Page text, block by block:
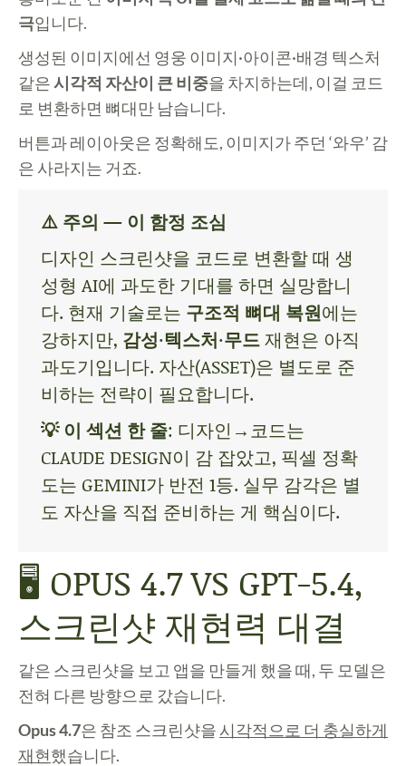
극입니다.
생성된 이미지에선 영웅 이미지·아이콘·배경 텍스처
같은시각적 자산이 큰 비중을 차지하는데, 이걸 코드
로 변환하면 뼈대만 남습니다.
버튼과 레이아웃은 정확해도, 이미지가 주던 ‘와우’ 감
은 사라지는 거죠.
⚠️ 주의 — 이 함정 조심
디자인 스크린샷을 코드로 변환할 때 생
성형 AI에 과도한 기대를 하면 실망합니
다. 현재 기술로는 구조적 뼈대 복원에는
강하지만, 감성·텍스처·무드재현은 아직
과도기입니다. 자산(ASSET)은 별도로 준
비하는 전략이 필요합니다.
💡 이 섹션 한 줄: 디자인→코드는
CLAUDE DESIGN이 감 잡았고, 픽셀 정확
도는 GEMINI가 반전 1등. 실무 감각은 별
도 자산을 직접 준비하는 게 핵심이다.
🖥️ OPUS 4.7 VS GPT-5.4,
스크린샷 재현력 대결
같은 스크린샷을 보고 앱을 만들게 했을 때, 두 모델은
전혀 다른 방향으로 갔습니다.
Opus 4.7은 참조 스크린샷을 시각적으로 더 충실하게
재현했습니다.